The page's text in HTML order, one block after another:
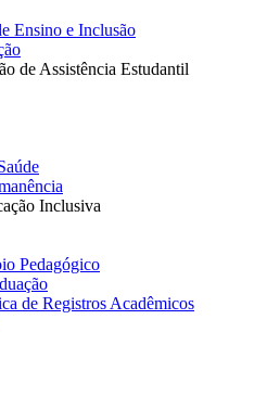
Ensino e Inclusão
de Assistência Estudantil
Inclusiva
Pedagógico
de Registros Acadêmicos